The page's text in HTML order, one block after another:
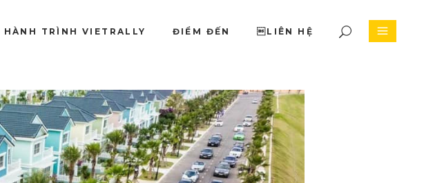
HÀNH TRÌNH VIETRALLY ĐIỂM ĐẾN LIÊN HỆ